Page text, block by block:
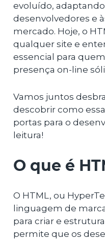
evoluído,
desenvolvedores e
mercado. Hoje, o
qualquer site e
essencial para
presença on-line
Vamos juntos
descobrir como
portas para o
leitura!
O que é
O HTML, ou
linguagem de
para criar e
permite que os